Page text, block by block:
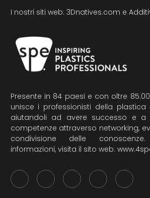
I nostri siti web: 3Dnatives.com e
Presente in 84 paesi e con oltre
unisce i professionisti della
aiutandoli ad avere successo e a
competenze attraverso networking,
condivisione delle
informazioni, visita il sito web: